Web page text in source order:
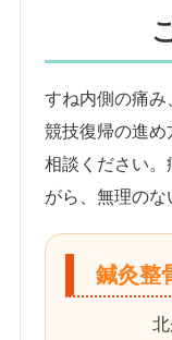
すね内側の痛
競技復帰の進
相談ください。
がら、無理のな
鍼灸整